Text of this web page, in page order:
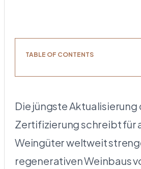
TABLE OF CONTENTS
Die jüngste
Zertifizierung schreibt für
Weingüter weltweit
regenerativen Weinbaus